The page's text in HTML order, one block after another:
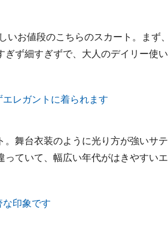
いお値段のこちらのスカート。まず、
ず細すぎずで、大人のデイリー使い
。舞台衣装のように光り方が強いサテ
ていて、幅広い年代がはきやすいエ